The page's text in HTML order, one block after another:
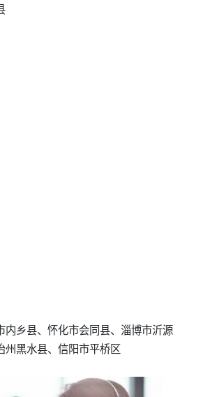
内乡县、怀化市会同县、淄博市沂源
州黑水县、信阳市平桥区